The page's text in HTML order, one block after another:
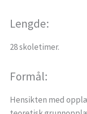
Lengde:
28 skoletimer.
Formål:
Hensikten med